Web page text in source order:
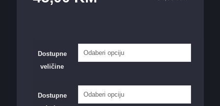
Dostupne
veličine
Dostupne